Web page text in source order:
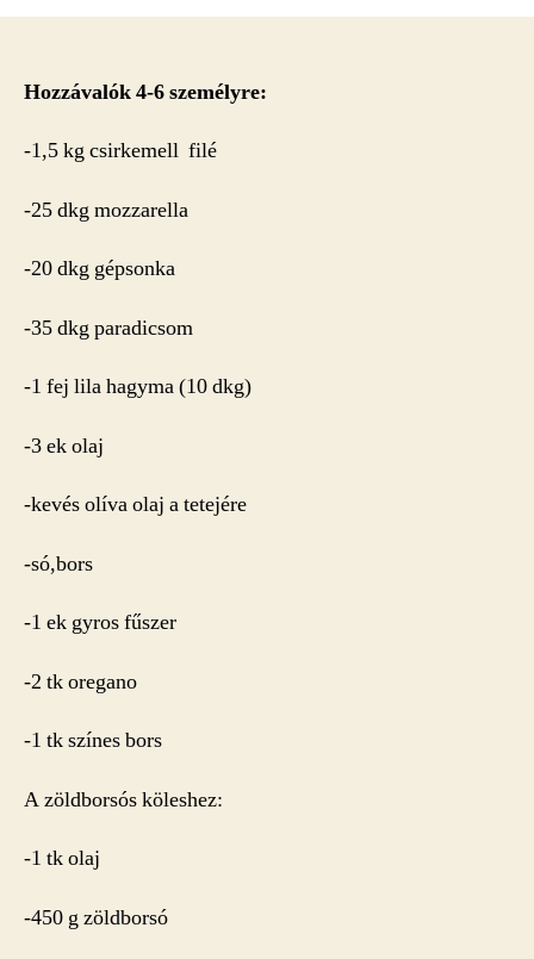
Hozzávalók 4-6 személyre:
-1,5 kg csirkemell filé
-25 dkg mozzarella
-20 dkg gépsonka
-35 dkg paradicsom
-1 fej lila hagyma (10 dkg)
-3 ek olaj
-kevés olíva olaj a tetejére
-só,bors
-1 ek gyros fűszer
-2 tk oregano
-1 tk színes bors
A zöldborsós köleshez:
-1 tk olaj
-450 g zöldborsó